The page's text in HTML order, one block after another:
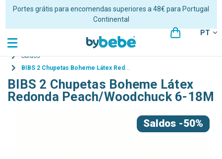
Envios em 24/48 horas úteis para Portugal Continental
PT
Saldos
BIBS 2 Chupetas Boheme Látex Redonda Peach/Woodchuck 6-18M
BIBS 2 Chupetas Boheme Látex
Redonda Peach/Woodchuck 6-18M
Saldos -50%